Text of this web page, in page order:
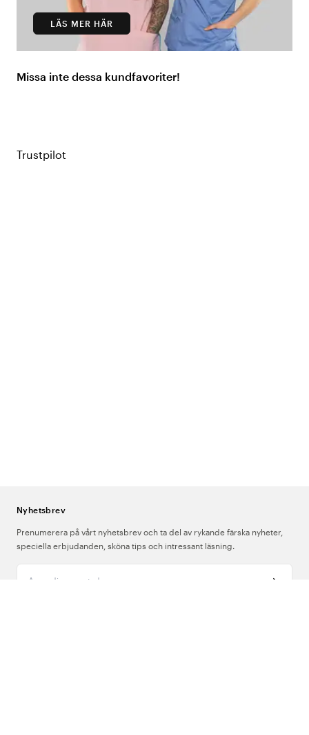
LÄS MER HÄR
Missa inte dessa kundfavoriter!
Trustpilot
Nyhetsbrev
Prenumerera på vårt nyhetsbrev och ta del av rykande färska nyheter,
speciella erbjudanden, sköna tips och intressant läsning.